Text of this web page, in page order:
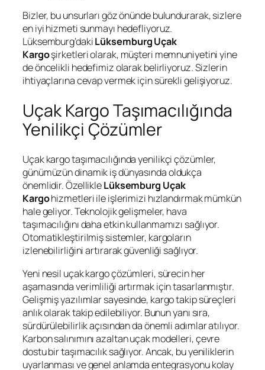
Bizler, bu unsurları göz önünde bulundurarak, sizlere
en iyi hizmeti sunmayı hedefliyoruz.
Lüksemburg’dakiLüksemburg Uçak
Kargoşirketleri olarak, müşteri memnuniyetini yine
de öncelikli hedefimiz olarak belirliyoruz. Sizlerin
ihtiyaçlarına cevap vermek için sürekli gelişiyoruz.
Uçak Kargo Taşımacılığında
Yenilikçi Çözümler
Uçak kargo taşımacılığında yenilikçi çözümler,
günümüzün dinamik iş dünyasında oldukça
önemlidir. ÖzellikleLüksemburg Uçak
Kargohizmetleri ile işlerimizi hızlandırmak mümkün
hale geliyor. Teknolojik gelişmeler, hava
taşımacılığını daha etkin kullanmamızı sağlıyor.
Otomatikleştirilmiş sistemler, kargoların
izlenebilirliğini artırarak güvenliği sağlıyor.
Yeni nesil uçak kargo çözümleri, sürecin her
aşamasında verimliliği artırmak için tasarlanmıştır.
Gelişmiş yazılımlar sayesinde, kargo takip süreçleri
anlık olarak takip edilebiliyor. Bunun yanı sıra,
sürdürülebilirlik açısından da önemli adımlar atılıyor.
Karbon salınımını azaltan uçak modelleri, çevre
dostu bir taşımacılık sağlıyor. Ancak, bu yeniliklerin
uyarlanması ve genel anlamda entegrasyonu kolay